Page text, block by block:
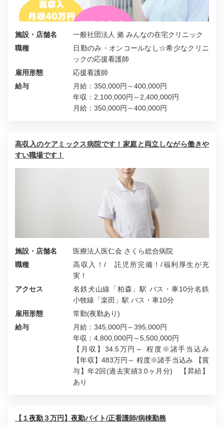
施設・店舗名
一般社団法人 拠 みんなの在宅クリニック
職種
日勤のみ・オンコールなし☆希少なクリニ
ックの応援看護師
雇用形態
応援看護師
給与
月給：350,000円～400,000円
年収：2,100,000円～2,400,000円
月給：350,000円～400,000円
高収入のケアミックス病院です！家庭と両立しながら働きや
すい職場です！
施設・店舗名
医療法人医仁会 さくら総合病院
職種
高収入！/ 託児所完備！/福利厚生が充
実！
アクセス
名鉄犬山線「柏森」駅 バス・車10分名鉄
小牧線「楽田」駅 バス・車10分
雇用形態
常勤(夜勤あり)
給与
月給：345,000円～395,000円
年収：4,800,000円～5,500,000円
【月収】34.5万円～ 程度※諸手当込み
【年収】483万円～ 程度※諸手当込み 【賞
与】年2回(過去実績3.0ヶ月分) 【昇給】
あり
【１夜勤３万円】夜勤バイト/正看護師/病棟勤務